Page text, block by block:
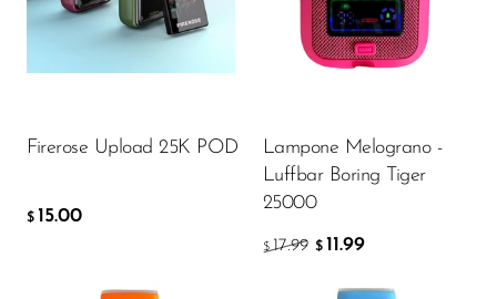
Firerose Upload 25K POD
$ 15.00
15.00
Lampone Melograno -
Luffbar Boring Tiger
25000
$ 17.99 $ 11.99